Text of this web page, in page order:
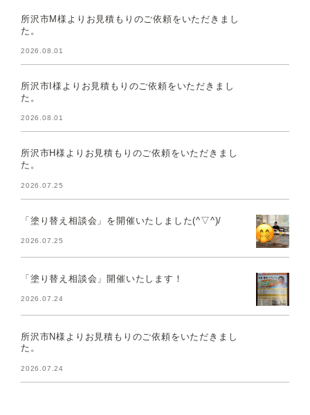
所沢市M様よりお見積もりのご依頼をいただきまし
た。
2026.08.01
所沢市I様よりお見積もりのご依頼をいただきまし
た。
2026.08.01
所沢市H様よりお見積もりのご依頼をいただきまし
た。
2026.07.25
「塗り替え相談会」を開催いたしました(^▽^)/
2026.07.25
「塗り替え相談会」開催いたします！
2026.07.24
所沢市N様よりお見積もりのご依頼をいただきまし
た。
2026.07.24